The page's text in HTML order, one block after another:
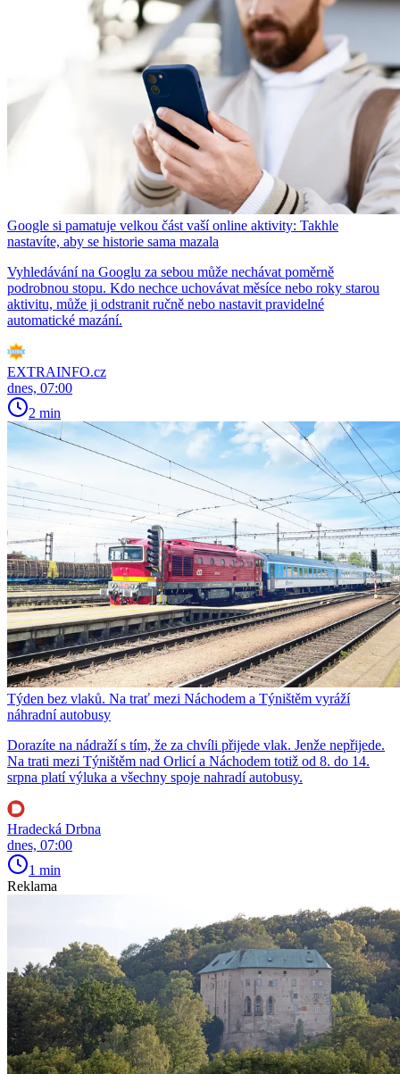
Google si pamatuje velkou část vaší online aktivity: Takhle
nastavíte, aby se historie sama mazala
Vyhledávání na Googlu za sebou může nechávat poměrně
podrobnou stopu. Kdo nechce uchovávat měsíce nebo roky starou
aktivitu, může ji odstranit ručně nebo nastavit pravidelné
automatické mazání.
EXTRAINFO.cz
dnes, 07:00
2 min
Týden bez vlaků. Na trať mezi Náchodem a Týništěm vyráží
náhradní autobusy
Dorazíte na nádraží s tím, že za chvíli přijede vlak. Jenže nepřijede.
Na trati mezi Týništěm nad Orlicí a Náchodem totiž od 8. do 14.
srpna platí výluka a všechny spoje nahradí autobusy.
Hradecká Drbna
dnes, 07:00
1 min
Reklama